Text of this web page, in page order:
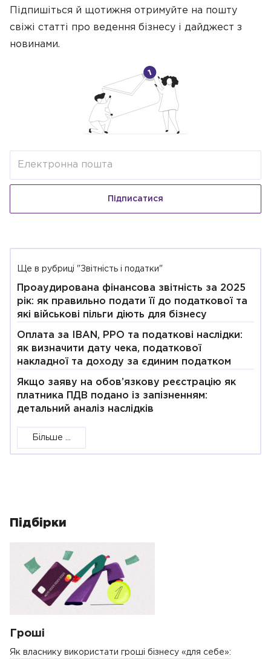
Підпишіться й щотижня отримуйте на пошту
свіжі статті про ведення бізнесу і дайджест з
новинами.
Підписатися
Ще в рубриці "Звітність і податки"
Проаудирована фінансова звітність за 2025
рік: як правильно подати її до податкової та
які військові пільги діють для бізнесу
Оплата за IBAN, РРО та податкові наслідки:
як визначити дату чека, податкової
накладної та доходу за єдиним податком
Якщо заяву на обов’язкову реєстрацію як
платника ПДВ подано із запізненням:
детальний аналіз наслідків
Більше ...
Підбірки
Гроші
Як власнику використати гроші бізнесу «для себе»: